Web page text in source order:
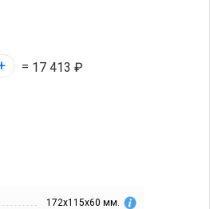
= 17 413 ₽
172х115х60 мм.